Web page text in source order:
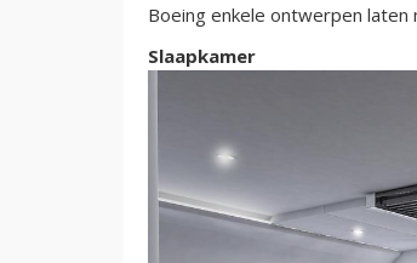
Boeing enkele ontwerpen laten
Slaapkamer